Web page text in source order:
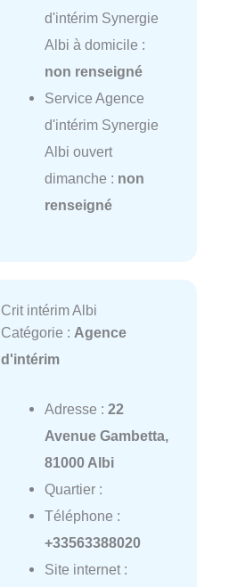
d'intérim Synergie
Albi à domicile :
non renseigné
Service Agence
d'intérim Synergie
Albi ouvert
dimanche : non
renseigné
Crit intérim Albi
Catégorie : Agence
d'intérim
Adresse : 22
Avenue Gambetta,
81000 Albi
Quartier :
Téléphone :
+33563388020
Site internet :